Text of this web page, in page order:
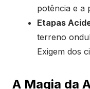
potência e a
Etapas
terreno
Exigem dos
A Magia da